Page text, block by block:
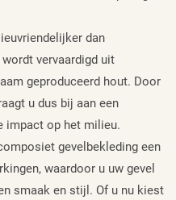
dan
vervaardigd uit
geproduceerd hout. Door
u dus bij aan een
impact op het milieu.
gevelbekleding een
waardoor u uw gevel
smaak en stijl. Of u nu kiest